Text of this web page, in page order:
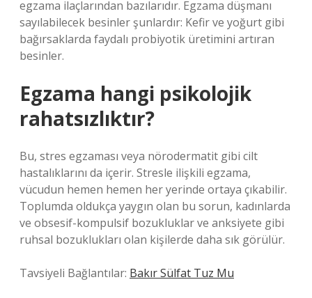
egzama ilaçlarından bazılarıdır. Egzama düşmanı
sayılabilecek besinler şunlardır: Kefir ve yoğurt gibi
bağırsaklarda faydalı probiyotik üretimini artıran
besinler.
Egzama hangi psikolojik
rahatsızlıktır?
Bu, stres egzaması veya nörodermatit gibi cilt
hastalıklarını da içerir. Stresle ilişkili egzama,
vücudun hemen hemen her yerinde ortaya çıkabilir.
Toplumda oldukça yaygın olan bu sorun, kadınlarda
ve obsesif-kompulsif bozukluklar ve anksiyete gibi
ruhsal bozuklukları olan kişilerde daha sık görülür.
Tavsiyeli Bağlantılar: Bakır Sülfat Tuz Mu